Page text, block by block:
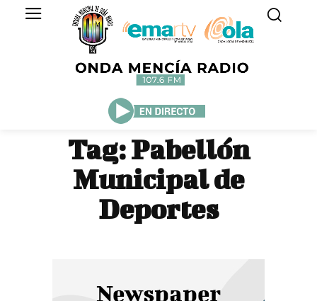
Tag:Pabellón
Municipal de
Deportes